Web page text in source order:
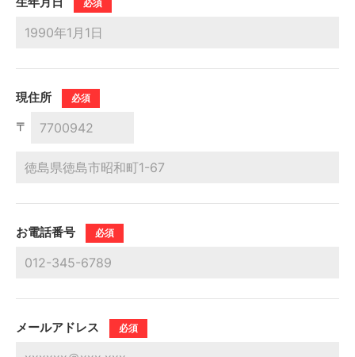
必須
現住所 必須
〒
お電話番号 必須
メールアドレス 必須